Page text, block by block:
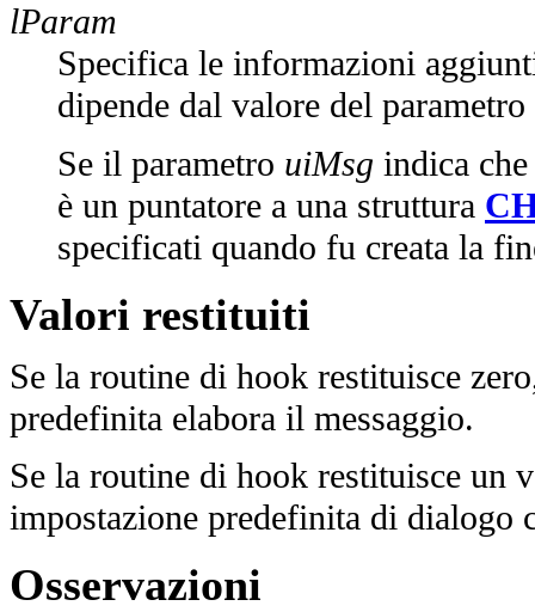
lParam
Specifica le informazioni
dipende dal valore del parametro
Se il parametro uiMsg indica
è un puntatore a una struttura
specificati quando fu creata la
Valori restituiti
Se la routine di hook restituisce
predefinita elabora il messaggio.
Se la routine di hook restituisce un
impostazione predefinita di dialogo
Osservazioni